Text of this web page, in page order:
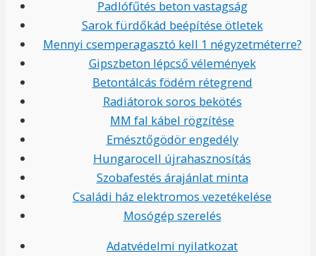
Padlófűtés beton vastagság
Sarok fürdőkád beépítése ötletek
Mennyi csemperagasztó kell 1 négyzetméterre?
Gipszbeton lépcső vélemények
Betontálcás födém rétegrend
Radiátorok soros bekötés
MM fal kábel rögzítése
Emésztőgödör engedély
Hungarocell újrahasznosítás
Szobafestés árajánlat minta
Családi ház elektromos vezetékelése
Mosógép szerelés
Adatvédelmi nyilatkozat